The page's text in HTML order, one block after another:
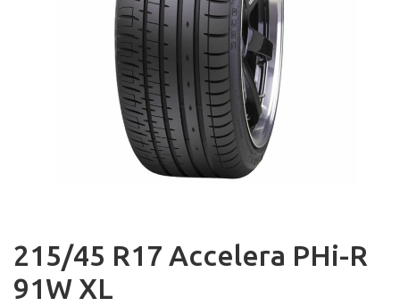
215/45 R17 Accelera PHi-R
91W XL